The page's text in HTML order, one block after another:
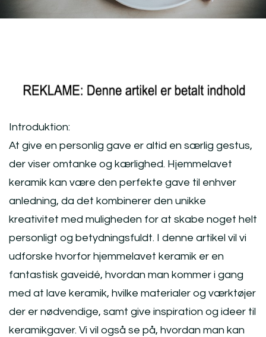
Introduktion:
At give en personlig gave er altid en særlig gestus,
der viser omtanke og kærlighed. Hjemmelavet
keramik kan være den perfekte gave til enhver
anledning, da det kombinerer den unikke
kreativitet med muligheden for at skabe noget helt
personligt og betydningsfuldt. I denne artikel vil vi
udforske hvorfor hjemmelavet keramik er en
fantastisk gaveidé, hvordan man kommer i gang
med at lave keramik, hvilke materialer og værktøjer
der er nødvendige, samt give inspiration og ideer til
keramikgaver. Vi vil også se på, hvordan man kan